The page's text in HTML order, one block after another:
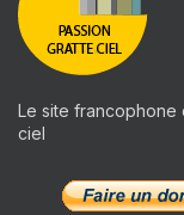
Le site
ciel